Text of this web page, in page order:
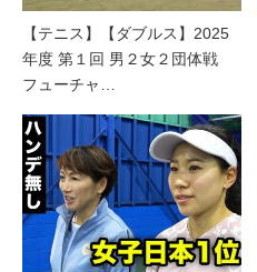
【テニス】【ダブルス】2025
年度 第１回 男２女２団体戦
フューチャ…